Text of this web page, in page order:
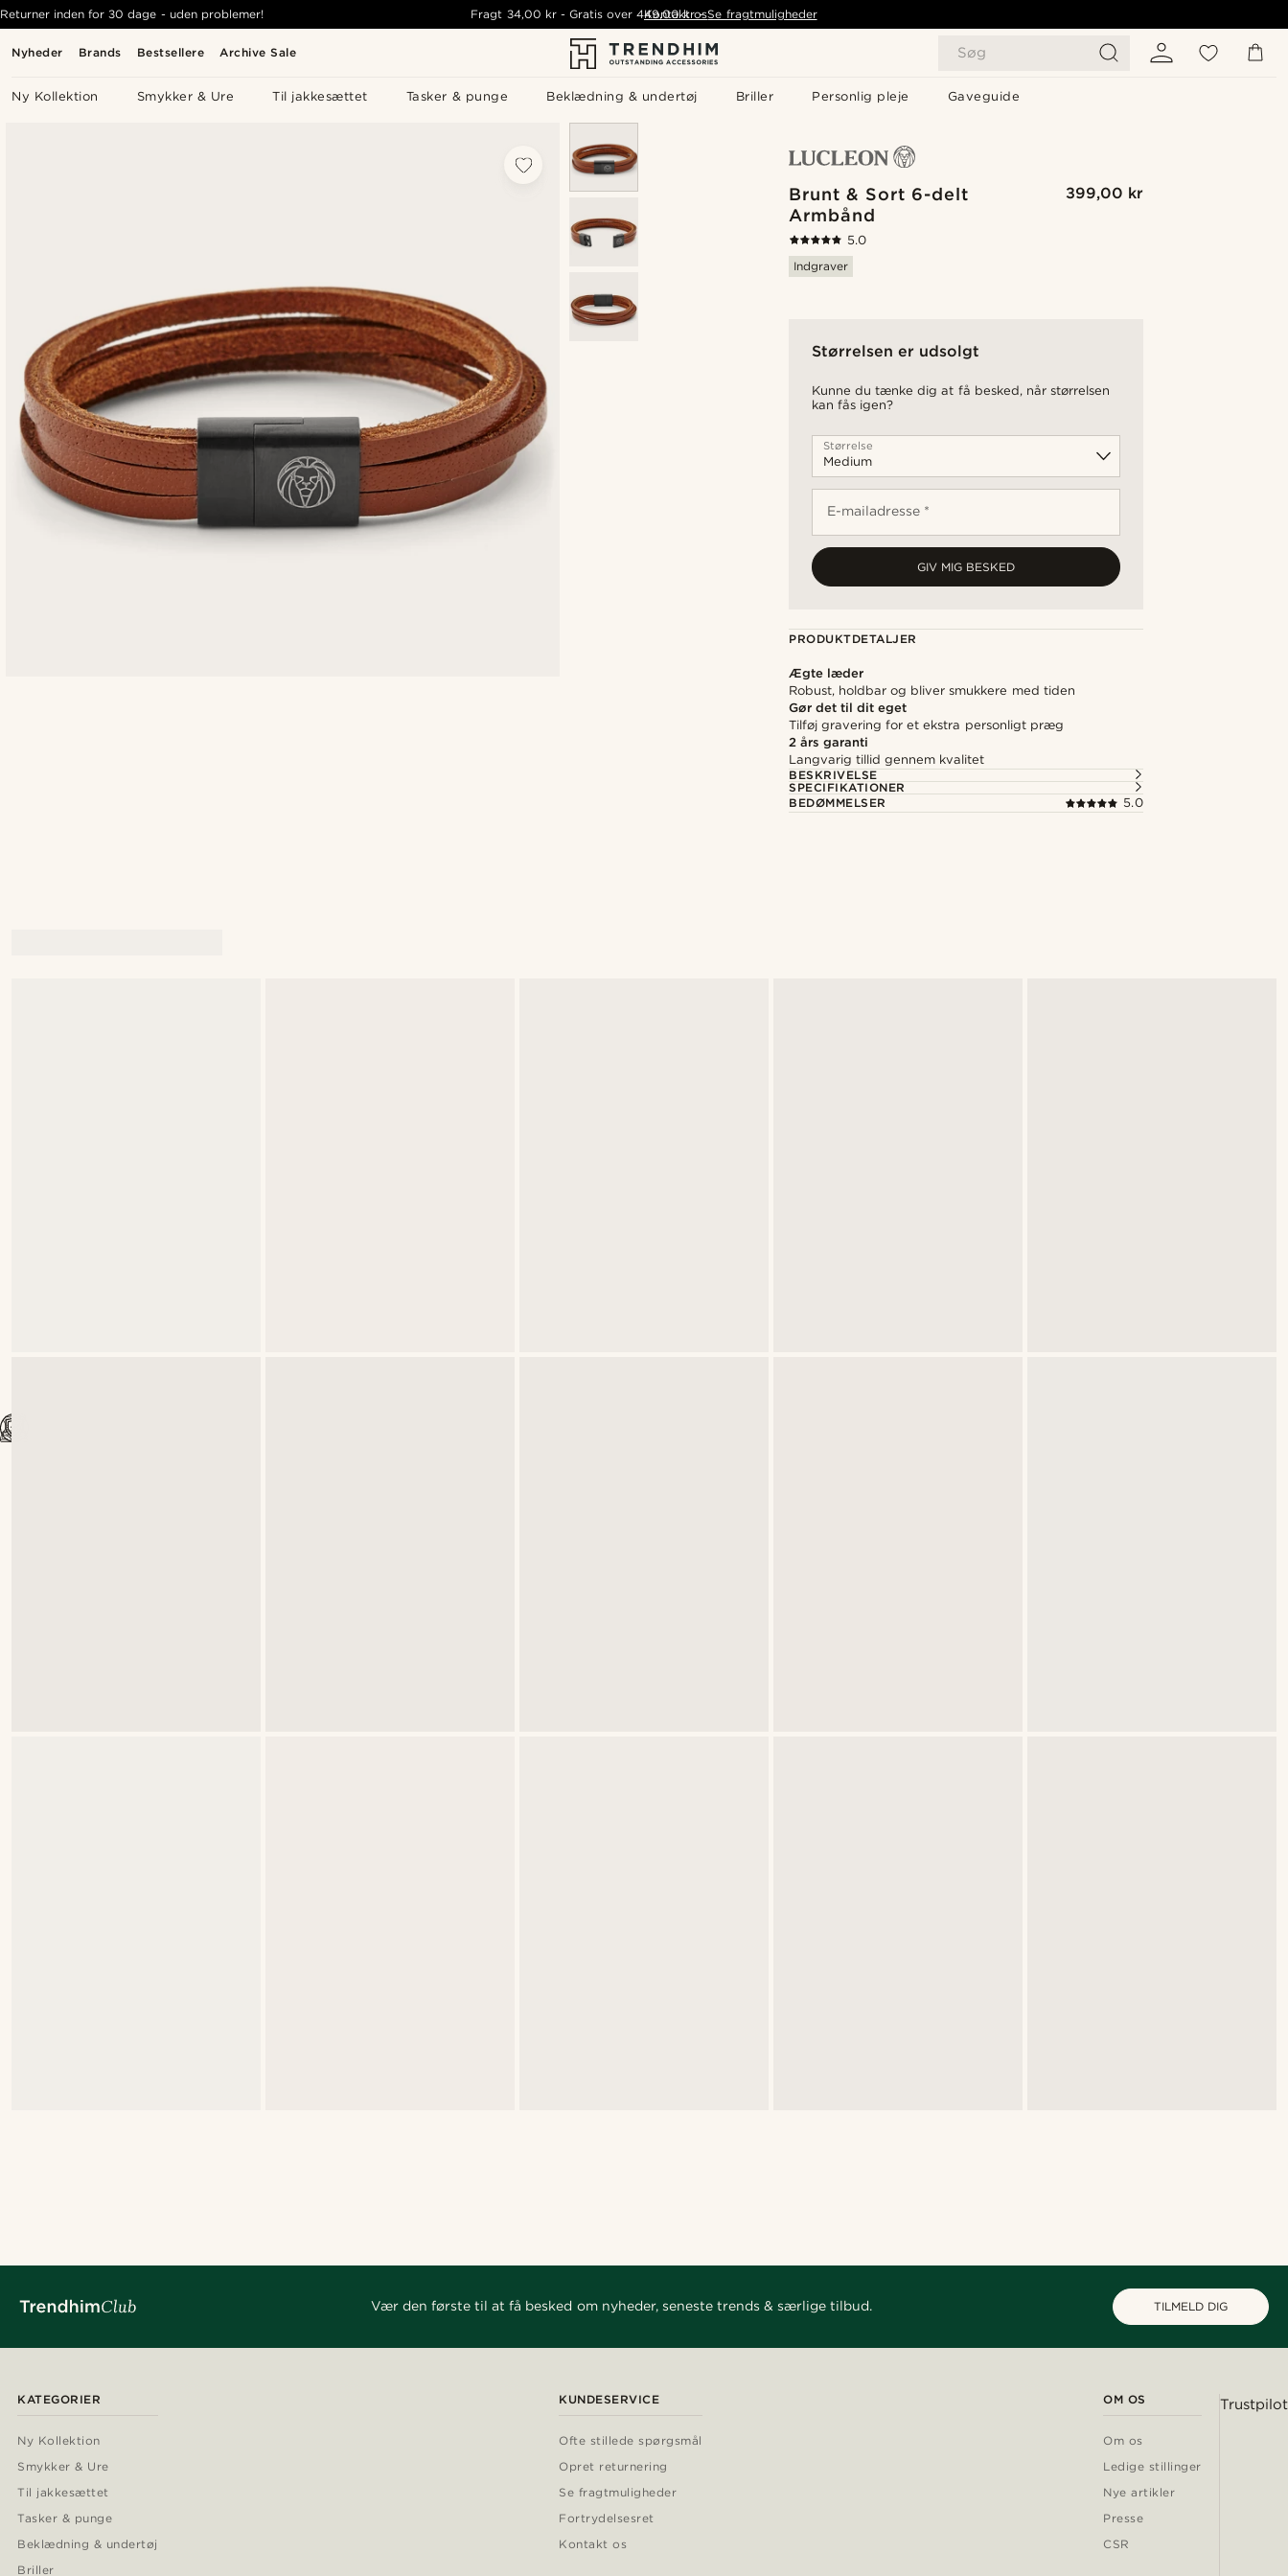
Nyheder Brands Bestsellere Archive Sale Søg
Ny Kollektion Smykker & Ure Til jakkesættet Tasker & punge Beklædning & undertøj Briller Personlig pleje Gaveguide
Returner inden for 30 dage - uden problemer! Fragt 34,00 kr- Gratis over 449,00 kr - Se fragtmuligheder
Kontakt os
Brunt & Sort 6-delt
Armbånd
399,00 kr
5.0
Indgraver
Størrelsen er udsolgt
Kunne du tænke dig at få besked, når størrelsen
kan fås igen?
Størrelse
E-mailadresse *
GIV MIG BESKED
PRODUKTDETALJER
Ægte læder
Robust, holdbar og bliver smukkere med tiden
Gør det til dit eget
Tilføj gravering for et ekstra personligt præg
2 års garanti
Langvarig tillid gennem kvalitet
BESKRIVELSE
SPECIFIKATIONER
BEDØMMELSER
5.0
Vær den første til at få besked om nyheder, seneste trends & særlige tilbud. TILMELD DIG
KATEGORIER
Ny Kollektion
Smykker & Ure
Til jakkesættet
Tasker & punge
Beklædning & undertøj
Briller
KUNDESERVICE
Ofte stillede spørgsmål
Opret returnering
Se fragtmuligheder
Fortrydelsesret
Kontakt os
OM OS
Om os
Ledige stillinger
Nye artikler
Presse
CSR
Trustpilot